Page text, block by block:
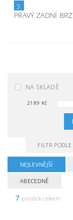
3.
PRAVÝ ZADNÍ
NA SKLADĚ
2189 Kč
FILTR
NEJLEVNĚJŠÍ
ABECEDNĚ
7 položek celkem